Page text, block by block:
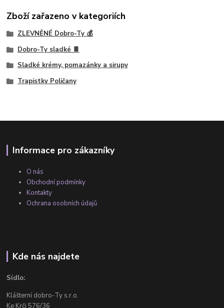
Zboží zařazeno v kategoriích
ZLEVNĚNÉ Dobro-Ty 💰
Dobro-Ty sladké 🍫
Sladké krémy, pomazánky a sirupy
Trapistky Poličany
Informace pro zákazníky
O nás
Obchodní podmínky
Kontakty
Ochrana osobních údajů
Kde nás najdete
Sídlo:
Klášterní dobro-Ty s.r.o.
Ke Krči 576/36